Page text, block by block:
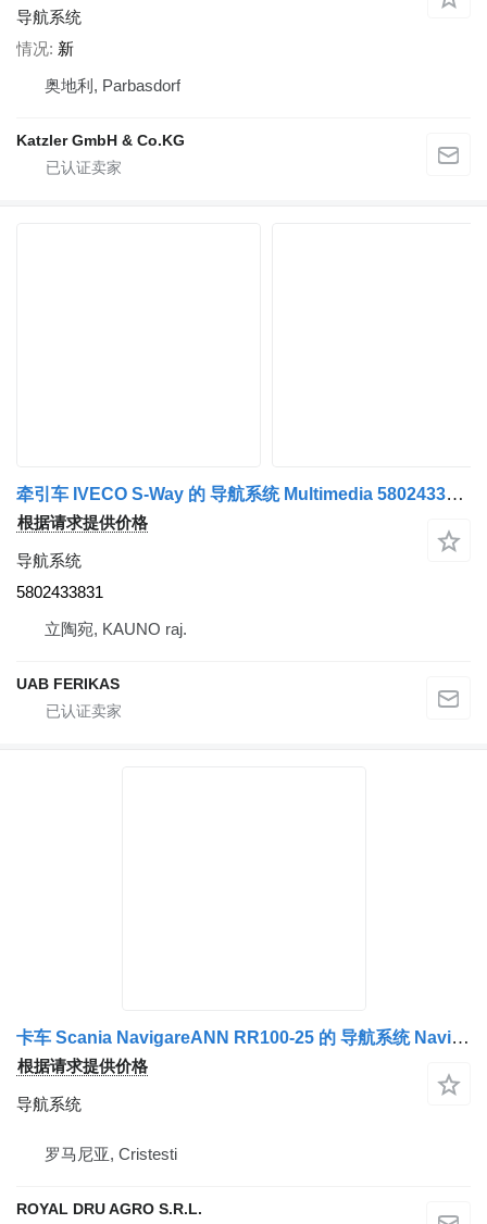
导航系统
情况 新
奥地利, Parbasdorf
Katzler GmbH & Co.KG
牵引车 IVECO S-Way 的 导航系统 Multimedia 5802433831
根据请求提供价格
导航系统
5802433831
立陶宛, KAUNO raj.
UAB FERIKAS
卡车 Scania NavigareANN RR100-25 的 导航系统 Navigare DVD-ROM TMC
根据请求提供价格
导航系统
罗马尼亚, Cristesti
ROYAL DRU AGRO S.R.L.